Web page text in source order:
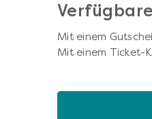
Mit einem
Mit einem Ticket-